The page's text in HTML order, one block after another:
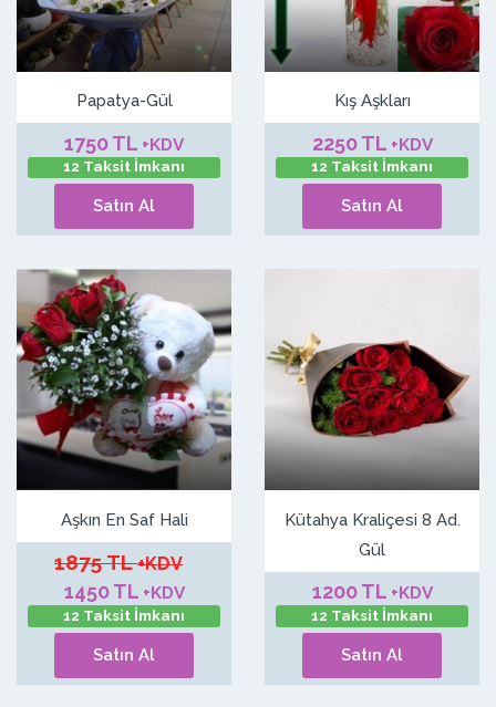
Papatya-Gül
1750 TL +KDV
12 Taksit İmkanı
Satın Al
Kış Aşkları
2250 TL +KDV
12 Taksit İmkanı
Satın Al
Aşkın En Saf Hali
1875 TL+KDV
1450 TL +KDV
12 Taksit İmkanı
Satın Al
Kütahya Kraliçesi 8 Ad.
Gül
1200 TL +KDV
12 Taksit İmkanı
Satın Al